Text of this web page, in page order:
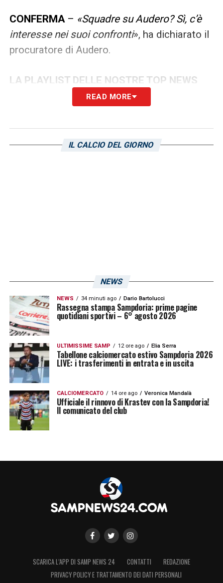
CONFERMA– «Squadre su Audero? Sì, c’è
interesse nei suoi confronti», ha dichiarato il
procuratore di Audero.
LA PLAYLIST DELLE NOSTRE TOP NEWS
READ MORE
IL CALCIO DEL GIORNO
NEWS
NEWS 34 minuti ago Dario Bartolucci
Rassegna stampa Sampdoria: prime pagine
quotidiani sportivi – 6° agosto 2026
ULTIMISSIME SAMP 12 ore ago Elia Serra
Tabellone calciomercato estivo Sampdoria 2026
LIVE: i trasferimenti in entrata e in uscita
CALCIOMERCATO 14 ore ago Veronica Mandalà
Ufficiale il rinnovo di Krastev con la Sampdoria!
Il comunicato del club
SCARICA L’APP DI SAMP NEWS 24 CONTATTI
REDAZIONE
PRIVACY POLICY E TRATTAMENTO DEI DATI PERSONALI